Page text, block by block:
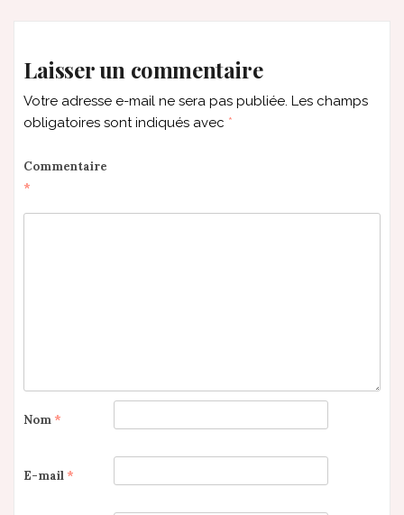
Laisser un commentaire
Votre adresse e-mail ne sera pas publiée. Les champs
obligatoires sont indiqués avec *
Commentaire
*
Nom *
E-mail *